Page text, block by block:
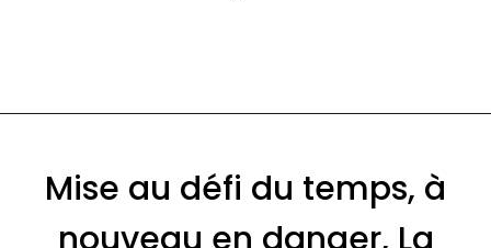
Mise au défi du temps, à